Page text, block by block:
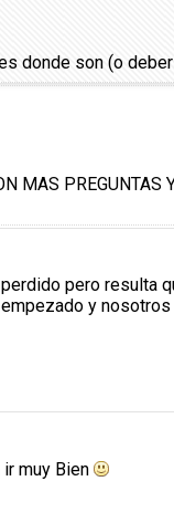
donde son (o
MAS PREGUNTAS
pero resulta
y
muy Bien